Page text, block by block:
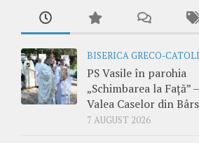
BISERICA GRECO-
PS Vasile în parohia
„Schimbarea la Față” –
Valea Caselor din
7 AUGUST 2026